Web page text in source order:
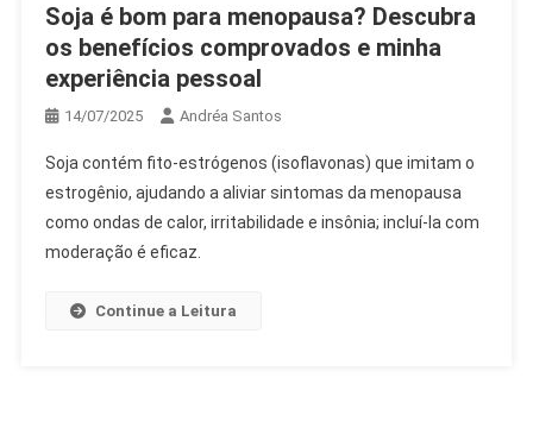
Soja é bom para menopausa? Descubra
os benefícios comprovados e minha
experiência pessoal
14/07/2025 Andréa Santos
Soja contém fito-estrógenos (isoflavonas) que imitam o
estrogênio, ajudando a aliviar sintomas da menopausa
como ondas de calor, irritabilidade e insônia; incluí-la com
moderação é eficaz.
Continue a Leitura